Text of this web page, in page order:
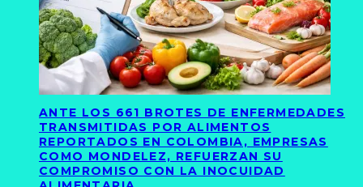
ANTE LOS 661 BROTES DE ENFERMEDADES
TRANSMITIDAS POR ALIMENTOS
REPORTADOS EN COLOMBIA, EMPRESAS
COMO MONDELEZ, REFUERZAN SU
COMPROMISO CON LA INOCUIDAD